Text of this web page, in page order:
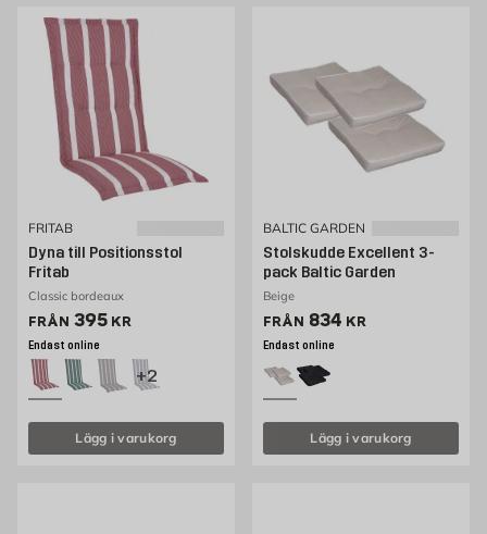
FRITAB
Dyna till Positionsstol
Fritab
Classic bordeaux
FRÅN Pris 395 kr
395 KR
Endast online
+2
Lägg i varukorg
BALTIC GARDEN
Stolskudde Excellent 3-
pack Baltic Garden
Beige
FRÅN Pris 834 kr
834 KR
Endast online
Lägg i varukorg